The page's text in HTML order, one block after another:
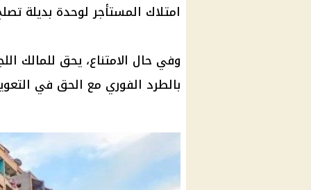
امتلاك المستأجرلوحدة بديلة
وفي حال الامتناع، يحق للمالك
بالطرد الفوري مع الحق في